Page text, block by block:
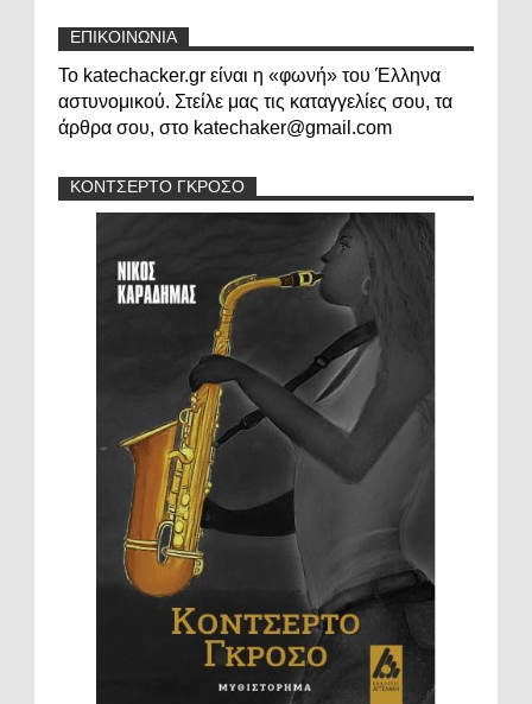
ΕΠΙΚΟΙΝΩΝΙΑ
Το katechacker.gr είναι η «φωνή» του Έλληνα
αστυνομικού. Στείλε μας τις καταγγελίες σου, τα
άρθρα σου, στο katechaker@gmail.com
ΚΟΝΤΣΕΡΤΟ ΓΚΡΟΣΟ